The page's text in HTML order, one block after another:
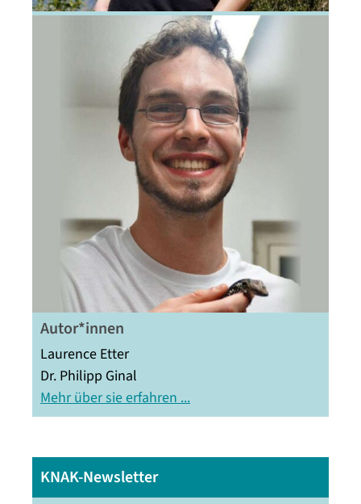
Autor*innen
Laurence Etter
Dr. Philipp Ginal
Mehr über sie erfahren ...
KNAK-Newsletter